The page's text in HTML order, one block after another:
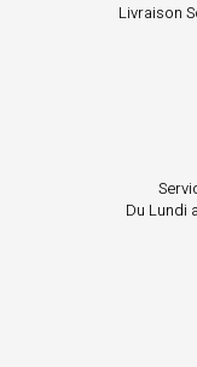
Livraison
Du Lundi